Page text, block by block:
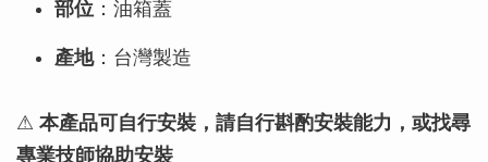
部位 ：油箱蓋
產地：台灣製造
⚠ 本產品可自行安裝，請自行斟酌安裝能力，或找尋
專業技師協助安裝